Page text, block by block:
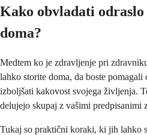
Kako obvladati
doma?
Medtem ko je zdravljenje pri
lahko storite doma, da boste
izboljšati kakovost svojega življenja.
delujejo skupaj z vašimi predpisanimi
Tukaj so praktični koraki, ki jih lahko